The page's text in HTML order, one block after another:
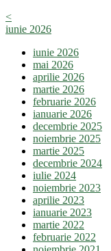
<
iunie 2026
iunie 2026
mai 2026
aprilie 2026
martie 2026
februarie 2026
ianuarie 2026
decembrie 2025
noiembrie 2025
martie 2025
decembrie 2024
iulie 2024
noiembrie 2023
aprilie 2023
ianuarie 2023
martie 2022
februarie 2022